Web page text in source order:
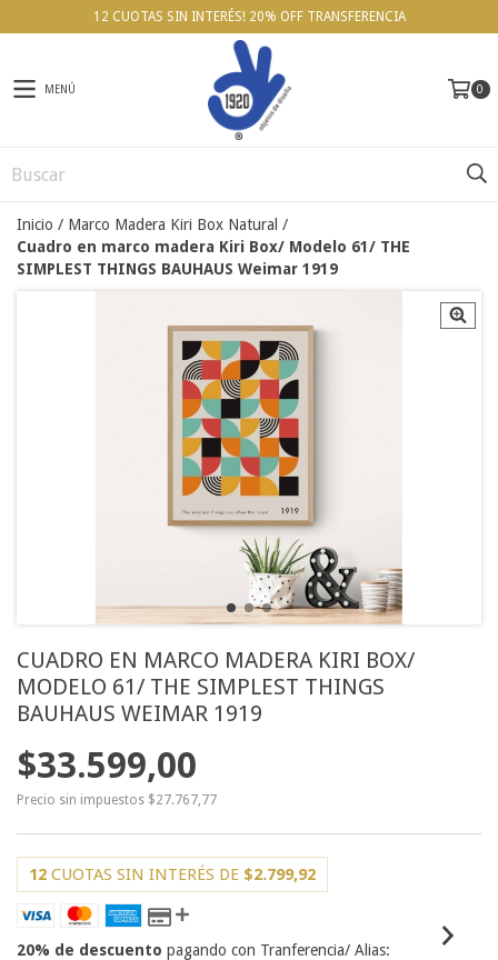
12 CUOTAS SIN INTERÉS! 20% OFF TRANSFERENCIA
MENÚ 0
Inicio / Marco Madera Kiri Box Natural /
Cuadro en marco madera Kiri Box/ Modelo 61/ THE
SIMPLEST THINGS BAUHAUS Weimar 1919
CUADRO EN MARCO MADERA KIRI BOX/
MODELO 61/ THE SIMPLEST THINGS
BAUHAUS WEIMAR 1919
$33.599,00
Precio sin impuestos $27.767,77
12 CUOTAS SIN INTERÉS DE $2.799,92
20% de descuento pagando con Tranferencia/ Alias: